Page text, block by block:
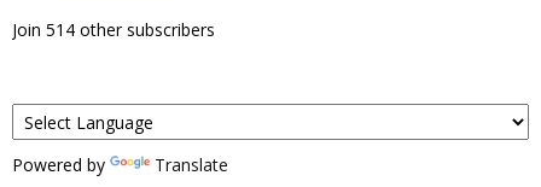
Join 514 other subscribers
Powered by Translate